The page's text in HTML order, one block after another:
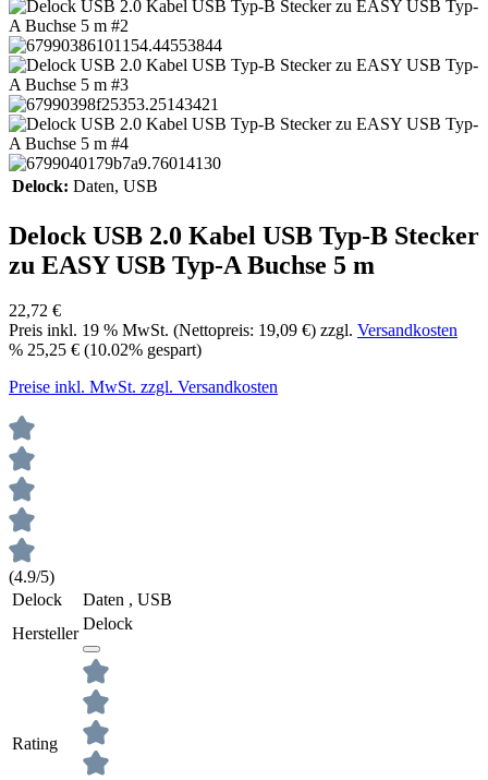
Delock: Daten, USB
Delock USB 2.0 Kabel USB Typ-B Stecker
zu EASY USB Typ-A Buchse 5 m
22,72 €
Preis inkl. 19 % MwSt. (Nettopreis: 19,09 €) zzgl. Versandkosten
% 25,25 € (10.02% gespart)
Preise inkl. MwSt. zzgl. Versandkosten
(4.9/5)
Delock
Daten , USB
Hersteller
Delock
Rating